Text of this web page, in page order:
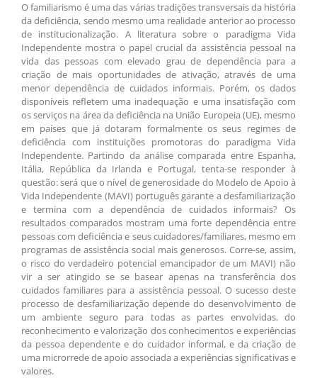
O familiarismo é uma das várias tradições transversais da história
da deficiência, sendo mesmo uma realidade anterior ao processo
de institucionalização. A literatura sobre o paradigma Vida
Independente mostra o papel crucial da assistência pessoal na
vida das pessoas com elevado grau de dependência para a
criação de mais oportunidades de ativação, através de uma
menor dependência de cuidados informais. Porém, os dados
disponíveis refletem uma inadequação e uma insatisfação com
os serviços na área da deficiência na União Europeia (UE), mesmo
em países que já dotaram formalmente os seus regimes de
deficiência com instituições promotoras do paradigma Vida
Independente. Partindo da análise comparada entre Espanha,
Itália, República da Irlanda e Portugal, tenta-se responder à
questão: será que o nível de generosidade do Modelo de Apoio à
Vida Independente (MAVI) português garante a desfamiliarização
e termina com a dependência de cuidados informais? Os
resultados comparados mostram uma forte dependência entre
pessoas com deficiência e seus cuidadores/familiares, mesmo em
programas de assistência social mais generosos. Corre-se, assim,
o risco do verdadeiro potencial emancipador de um MAVI) não
vir a ser atingido se se basear apenas na transferência dos
cuidados familiares para a assistência pessoal. O sucesso deste
processo de desfamiliarização depende do desenvolvimento de
um ambiente seguro para todas as partes envolvidas, do
reconhecimento e valorização dos conhecimentos e experiências
da pessoa dependente e do cuidador informal, e da criação de
uma microrrede de apoio associada a experiências significativas e
valores.